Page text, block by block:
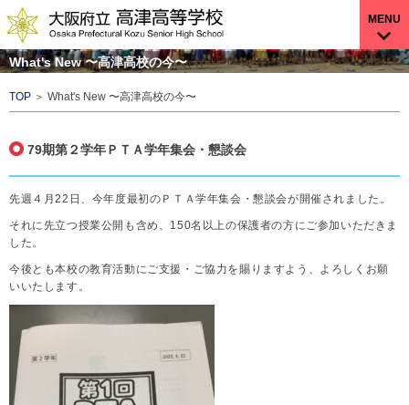
MENU
What's New 〜高津高校の今〜
TOP ＞ What's New 〜高津高校の今〜
79期第２学年ＰＴＡ学年集会・懇談会
先週４月22日、今年度最初のＰＴＡ学年集会・懇談会が開催されました。
それに先立つ授業公開も含め、150名以上の保護者の方にご参加いただきま
した。
今後とも本校の教育活動にご支援・ご協力を賜りますよう、よろしくお願
いいたします。